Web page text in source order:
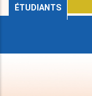
ÉTUDIANTS